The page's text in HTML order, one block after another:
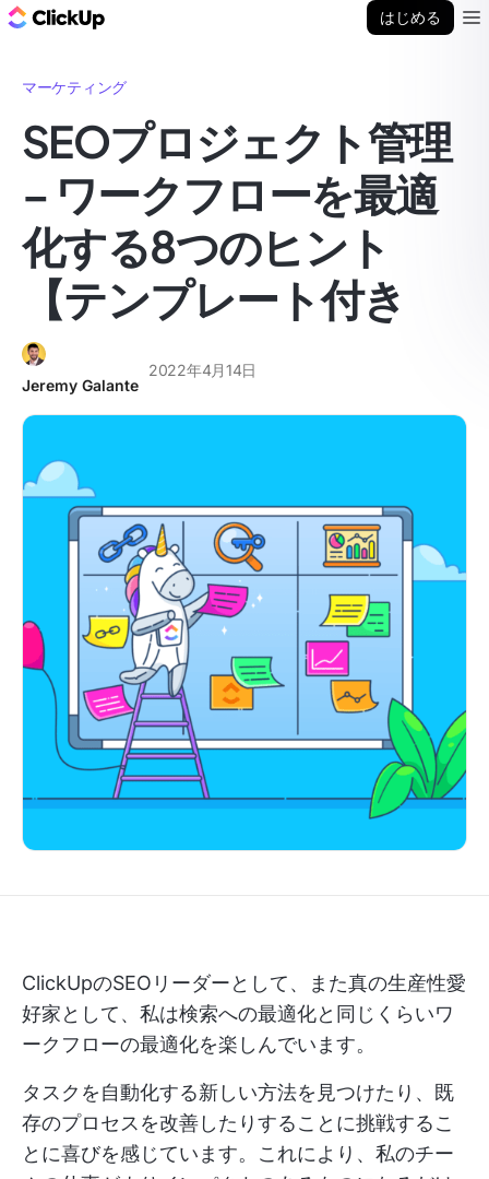
はじめる
マーケティング
SEOプロジェクト管理
– ワークフローを最適
化する8つのヒント
【テンプレート付き
Jeremy Galante
2022年4月14日
ClickUpのSEOリーダーとして、また真の生産性愛
好家として、私は検索への最適化と同じくらいワ
ークフローの最適化を楽しんでいます。
タスクを自動化する新しい方法を見つけたり、既
存のプロセスを改善したりすることに挑戦するこ
とに喜びを感じています。これにより、私のチー